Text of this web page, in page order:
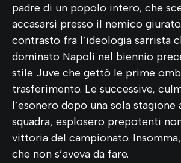
padre di un popolo intero, che
accasarsi presso il nemico
contrasto fra l’ideologia sarrista
dominato Napoli nel biennio
stile Juve che gettò le prime
trasferimento. Le successive,
l’esonero dopo una sola stagione
squadra, esplosero prepotenti
vittoria del campionato.
che non s’aveva da fare.